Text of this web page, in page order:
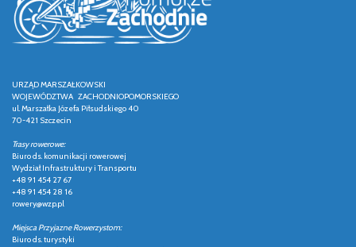
URZĄD MARSZAŁKOWSKI
WOJEWÓDZTWA ZACHODNIOPOMORSKIEGO
ul. Marszałka Józefa Piłsudskiego 40
70-421 Szczecin
Trasy rowerowe:
Biuro ds. komunikacji rowerowej
Wydział Infrastruktury i Transportu
+48 91 454 27 67
+48 91 454 28 16
rowery@wzp.pl
Miejsca Przyjazne Rowerzystom:
Biuro ds. turystyki